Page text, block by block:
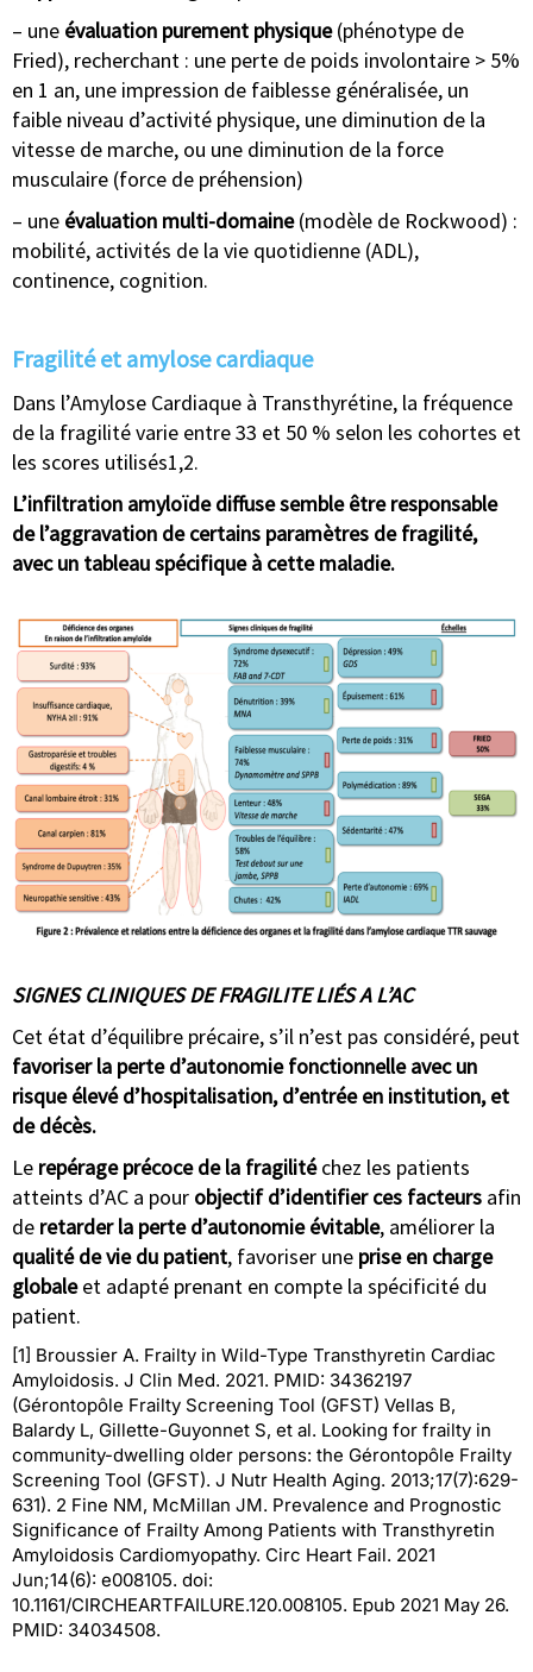
– une évaluation purement physique(phénotype de
Fried), recherchant : une perte de poids involontaire > 5%
en 1 an, une impression de faiblesse généralisée, un
faible niveau d’activité physique, une diminution de la
vitesse de marche, ou une diminution de la force
musculaire (force de préhension)
– une évaluation multi-domaine(modèle de Rockwood) :
mobilité, activités de la vie quotidienne (ADL),
continence, cognition.
Fragilité et amylose cardiaque
Dans l’Amylose Cardiaque à Transthyrétine, la fréquence
de la fragilité varie entre 33 et 50 % selon les cohortes et
les scores utilisés1,2.
L’infiltration amyloïde diffuse semble être responsable
de l’aggravation de certains paramètres de fragilité,
avec un tableau spécifique à cette maladie.
SIGNES CLINIQUES DE FRAGILITE LIÉS A L’AC
Cet état d’équilibre précaire, s’il n’est pas considéré, peut
favoriser la perte d’autonomie fonctionnelle avec un
risque élevé d’hospitalisation, d’entrée en institution, et
de décès.
Le repérage précoce de la fragilitéchez les patients
atteints d’AC a pour objectif d’identifier ces facteurs afin
de retarder la perte d’autonomie évitable, améliorer la
qualité de vie du patient, favoriser une prise en charge
globaleet adapté prenant en compte la spécificité du
patient.
[1] Broussier A. Frailty in Wild-Type Transthyretin Cardiac
Amyloidosis. J Clin Med. 2021. PMID: 34362197
(Gérontopôle Frailty Screening Tool (GFST) Vellas B,
Balardy L, Gillette-Guyonnet S, et al. Looking for frailty in
community-dwelling older persons: the Gérontopôle Frailty
Screening Tool (GFST). J Nutr Health Aging. 2013;17(7):629-
631). 2 Fine NM, McMillan JM. Prevalence and Prognostic
Significance of Frailty Among Patients with Transthyretin
Amyloidosis Cardiomyopathy. Circ Heart Fail. 2021
Jun;14(6): e008105. doi:
10.1161/CIRCHEARTFAILURE.120.008105. Epub 2021 May 26.
PMID: 34034508.